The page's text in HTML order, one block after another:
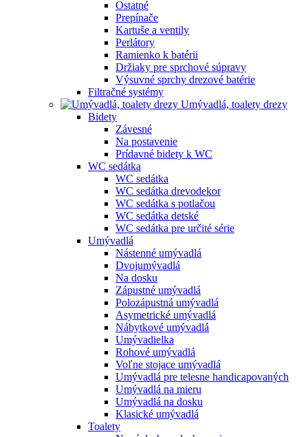
Ostatné
Prepínače
Kartuše a ventily
Perlátory
Ramienko k batérii
Držiaky pre sprchové súpravy
Výsuvné sprchy drezové batérie
Filtračné systémy
Umývadlá, toalety drezy
Bidety
Závesné
Na postavenie
Prídavné bidety k WC
WC sedátka
WC sedátka
WC sedátka drevodekor
WC sedátka s potlačou
WC sedátka detské
WC sedátka pre určité série
Umývadlá
Nástenné umývadlá
Dvojumývadlá
Na dosku
Zápustné umývadlá
Polozápustná umývadlá
Asymetrické umývadlá
Nábytkové umývadlá
Umývadielka
Rohové umývadlá
Voľne stojace umývadlá
Umývadlá pre telesne handicapovaných
Umývadlá na mieru
Umývadlá na dosku
Klasické umývadlá
Toalety